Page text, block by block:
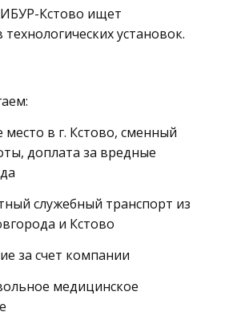
Кстово ищет
установок.
место в г. Кстово, сменный
доплата за вредные
служебный транспорт из
и Кстово
за счет компании
медицинское